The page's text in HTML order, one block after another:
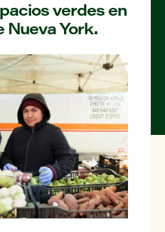
verdes en
Nueva York.